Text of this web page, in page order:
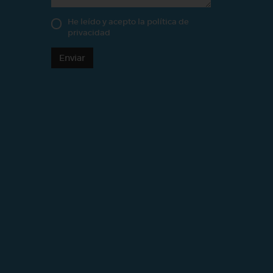
He leído y acepto la política de
privacidad
Enviar